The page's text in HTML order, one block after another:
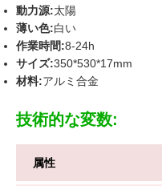
動力源:太陽
薄い色:白い
作業時間:8-24h
サイズ:350*530*17mm
材料:アルミ合金
技術的な変数:
属性